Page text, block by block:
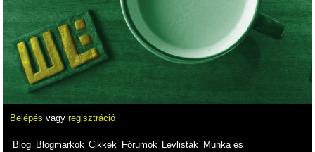
Belépés vagy regisztráció
Blog Blogmarkok Cikkek Fórumok Levlisták
Munka és